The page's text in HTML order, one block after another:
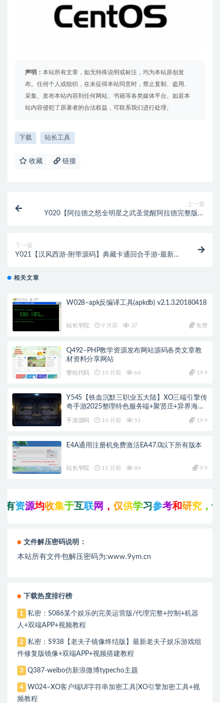
声明： 本站所有文章，如无特殊说明或标注，均为本站原创发
布。任何个人或组织，在未征得本站同意时，禁止复制、盗用、
采集、发布本站内容到任何网站、书籍等各类媒体平台。如若本
站内容侵犯了原著者的合法权益，可联系我们进行处理。
下载 站长工具
收藏 链接
上一篇
Y020【阿拉德之怒全明星之武圣觉醒阿拉德完整版】
下一篇
Y021【汉风西游-附带源码】典藏卡通回合手游-最新单
相关文章
W028–apk反编译工具(apkdb) v2.1.3.20180418
站长学院 9 月前 37 免费
Q492–PHP教学资源发布网站源码各类文章教
材资料分享网站
整站代码 10 月前 66 19.9
Y545【铁血沉默三职业五大陆】XO三端引擎传
奇手游2025整理特色服务端+聚贤庄+异界海岛
手游源码 10 月前 51 19.9
E4A通用注册机免费激活EA47.0以下所有版本
站长学院 11 月前 84 9.9
资源均收集于互联网， 仅供学习参考和研究， 也
文件解压密码说明：
本站所有文件包解压密码为:www.9ym.cn
下载热度排行榜
1
私密：S086某个娱乐的完美运营版/代理完整+控制+机器
人+双端APP+视频教程
2
私密：S938【老夫子镜像终结版】最新老夫子娱乐游戏组
件修复版镜像+双端APP+视频搭建教程
3 Q387-weibo仿新浪微博typecho主题
4
W024–XO客户端UI字符串加密工具|XO引擎加密工具+视
频教程